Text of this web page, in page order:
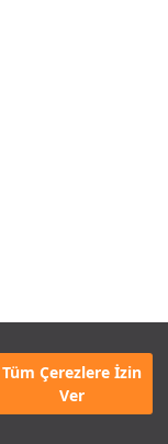
Tüm Çerezlere İzin
Ver